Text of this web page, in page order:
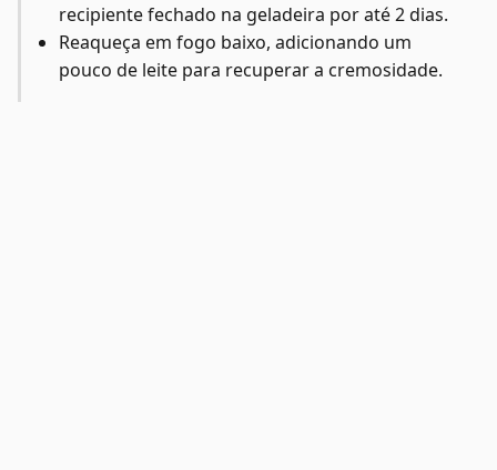
recipiente fechado na geladeira por até 2 dias.
Reaqueça em fogo baixo, adicionando um
pouco de leite para recuperar a cremosidade.